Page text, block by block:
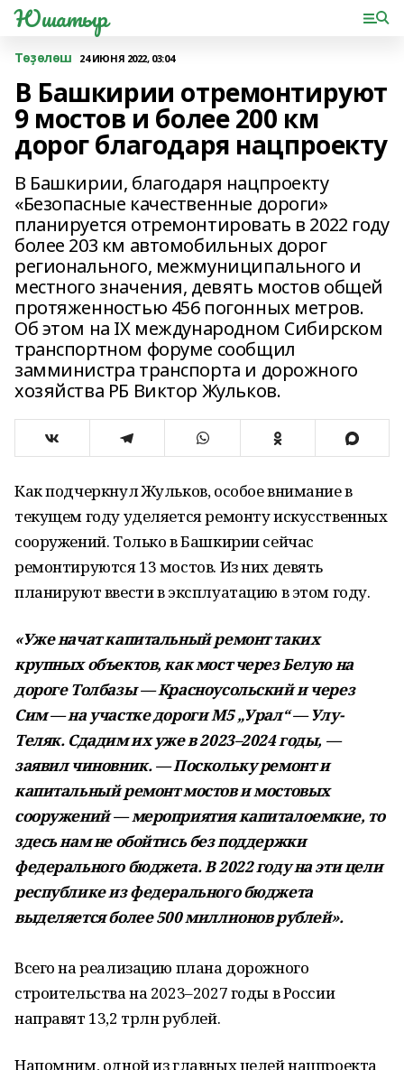
Юшатыр
Төҙөлөш 24 ИЮНЯ 2022, 03:04
В Башкирии отремонтируют
9 мостов и более 200 км
дорог благодаря нацпроекту
В Башкирии, благодаря нацпроекту
«Безопасные качественные дороги»
планируется отремонтировать в 2022 году
более 203 км автомобильных дорог
регионального, межмуниципального и
местного значения, девять мостов общей
протяженностью 456 погонных метров.
Об этом на IX международном Сибирском
транспортном форуме сообщил
замминистра транспорта и дорожного
хозяйства РБ Виктор Жульков.
Как подчеркнул Жульков, особое внимание в
текущем году уделяется ремонту искусственных
сооружений. Только в Башкирии сейчас
ремонтируются 13 мостов. Из них девять
планируют ввести в эксплуатацию в этом году.
«Уже начат капитальный ремонт таких
крупных объектов, как мост через Белую на
дороге Толбазы — Красноусольский и через
Сим — на участке дороги М5 „Урал“ — Улу-
Теляк. Сдадим их уже в 2023–2024 годы, —
заявил чиновник. — Поскольку ремонт и
капитальный ремонт мостов и мостовых
сооружений — мероприятия капиталоемкие, то
здесь нам не обойтись без поддержки
федерального бюджета. В 2022 году на эти цели
республике из федерального бюджета
выделяется более 500 миллионов рублей».
Всего на реализацию плана дорожного
строительства на 2023–2027 годы в России
направят 13,2 трлн рублей.
Напомним, одной из главных целей нацпроекта